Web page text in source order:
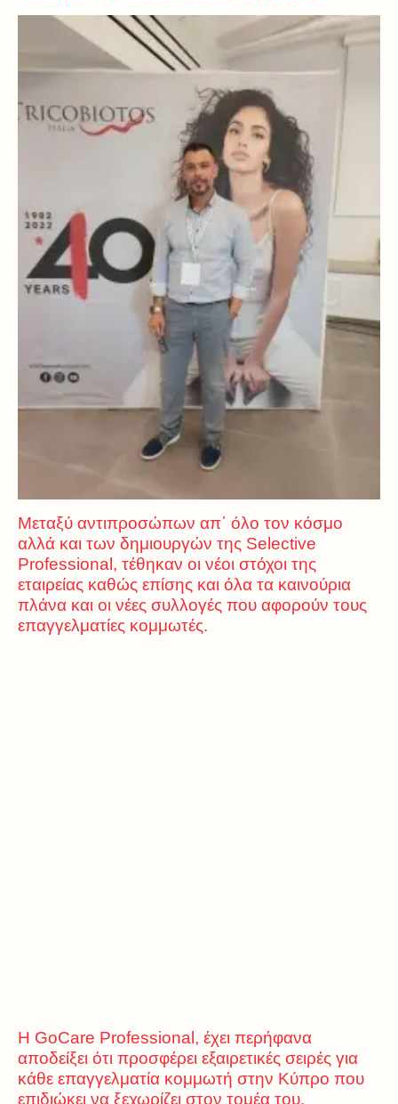
Μεταξύ αντιπροσώπων απ΄ όλο τον κόσμο
αλλά και των δημιουργών της Selective
Professional, τέθηκαν οι νέοι στόχοι της
εταιρείας καθώς επίσης και όλα τα καινούρια
πλάνα και οι νέες συλλογές που αφορούν τους
επαγγελματίες κομμωτές.
Η GoCare Professional, έχει περήφανα
αποδείξει ότι προσφέρει εξαιρετικές σειρές για
κάθε επαγγελματία κομμωτή στην Κύπρο που
επιδιώκει να ξεχωρίζει στον τομέα του.